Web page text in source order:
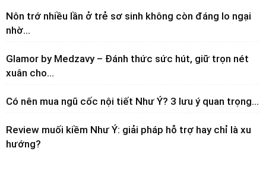
Nôn trớ nhiều lần ở trẻ sơ sinh không còn đáng lo ngại
nhờ...
Glamor by Medzavy – Đánh thức sức hút, giữ trọn nét
xuân cho...
Có nên mua ngũ cốc nội tiết Như Ý? 3 lưu ý quan trọng...
Review muối kiềm Như Ý: giải pháp hỗ trợ hay chỉ là xu
hướng?